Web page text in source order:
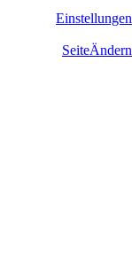
Einstellungen
SeiteÄndern